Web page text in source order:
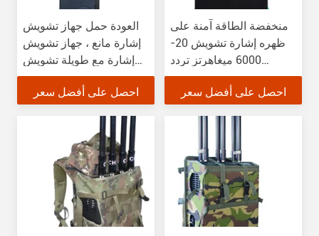
العودة حمل جهاز تشويش
إشارة مانع ، جهاز تشويش
إشارة مع طويلة تشويش
المسافة
احصل على أفضل سعر
منخفضة الطاقة آمنة على
ظهره إشارة تشويش 20-
6000 ميغاهرتز تردد
التشويش
احصل على أفضل سعر